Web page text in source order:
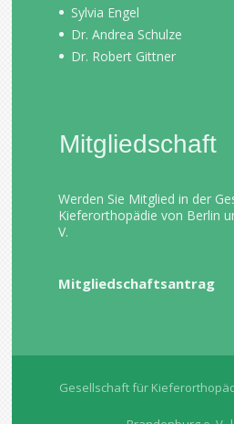
Sylvia Engel
Dr. Andrea Schulze
Dr. Robert Gittner
Mitgliedschaft
Werden Sie Mitglied in der
Kieferorthopädie von Berlin
V.
Mitgliedschaftsantrag
Gesellschaft für